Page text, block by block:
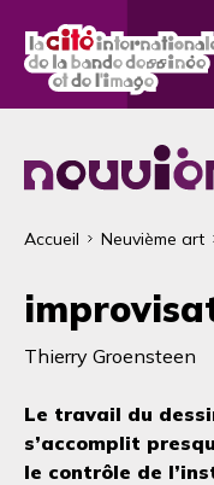
contenu
principal
Fil
Accueil Neuvième art
Thierry Groensteen
Le travail du
s’accomplit
le contrôle de